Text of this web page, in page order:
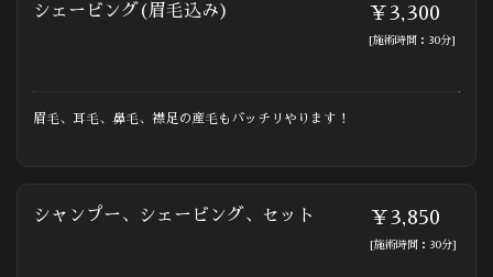
シェービング(眉毛込み) ￥3,300
[施術時間：30分]
眉毛、耳毛、鼻毛、襟足の産毛もバッチリやります！
シャンプー、シェービング、セット ￥3,850
[施術時間：30分]